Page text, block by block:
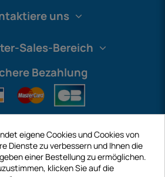
uns
Sales-Bereich
Bezahlung
eigene Cookies und Cookies von
Dienste zu verbessern und Ihnen die
einer Bestellung zu ermöglichen.
klicken Sie auf die